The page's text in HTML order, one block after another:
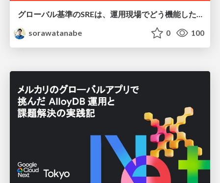
グローバル基準のSREは、運用現場でどう機能したか：成熟度アセスメントの実践 ／ SRE NEXT 2026
sorawatanabe
0 100